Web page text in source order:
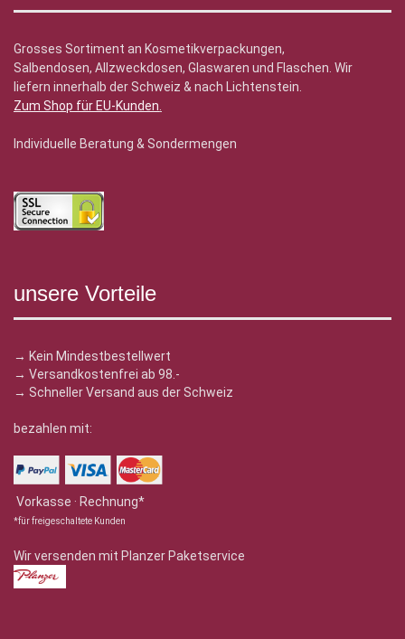
Grosses Sortiment an Kosmetikverpackungen,
Salbendosen, Allzweckdosen, Glaswaren und Flaschen. Wir
liefern innerhalb der Schweiz & nach Lichtenstein.
Zum Shop für EU-Kunden.
Individuelle Beratung & Sondermengen
unsere Vorteile
→ Kein Mindestbestellwert
→ Versandkostenfrei ab 98.-
→ Schneller Versand aus der Schweiz
bezahlen mit:
Vorkasse · Rechnung*
*für freigeschaltete Kunden
Wir versenden mit Planzer Paketservice